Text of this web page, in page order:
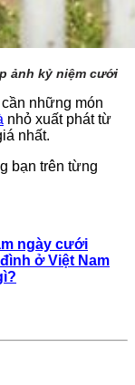
ảnh kỷ niệm cưới
những món
nhỏ xuất phát từ
nhất.
bạn trên từng
ngày cưới
ở Việt Nam